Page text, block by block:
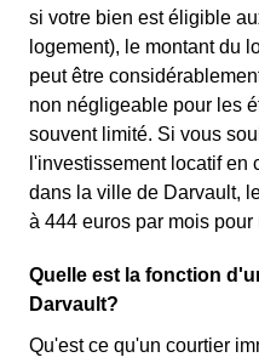
si votre bien est éligible
logement), le montant du
peut être
non négligeable pour les
souvent limité. Si vous
l'investissement locatif
dans la ville de Darvault,
à 444 euros par mois pour
Quelle est la fonction
Darvault?
Qu'est ce qu'un courtier